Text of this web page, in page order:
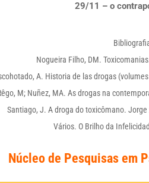
29/11 – o
Nogueira Filho, DM.
A. Historia de las drogas
M; Nuñez, MA. As drogas na
Santiago, J. A droga do toxicômano.
Vários. O Brilho da
Núcleo de Pesquisas em